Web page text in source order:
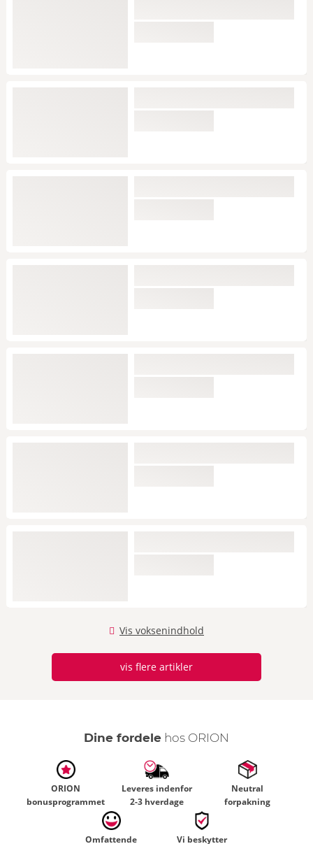
Vis voksenindhold
vis flere artikler
Dine fordele hos ORION
ORION
bonusprogrammet
Leveres indenfor
2-3 hverdage
Neutral
forpakning
Omfattende
Vi beskytter